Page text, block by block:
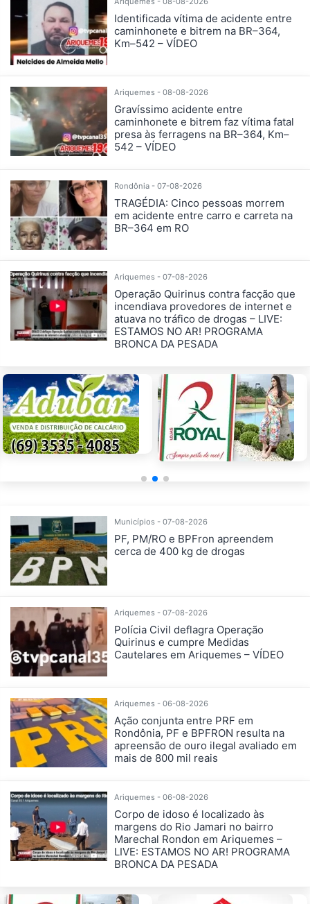
Identificada vítima de acidente entre
caminhonete e bitrem na BR–364,
Km–542 – VÍDEO
Ariquemes - 08-08-2026
Gravíssimo acidente entre
caminhonete e bitrem faz vítima fatal
presa às ferragens na BR–364, Km–
542 – VÍDEO
Rondônia - 07-08-2026
TRAGÉDIA: Cinco pessoas morrem
em acidente entre carro e carreta na
BR–364 em RO
Ariquemes - 07-08-2026
Operação Quirinus contra facção que
incendiava provedores de internet e
atuava no tráfico de drogas – LIVE:
ESTAMOS NO AR! PROGRAMA
BRONCA DA PESADA
Municípios - 07-08-2026
PF, PM/RO e BPFron apreendem
cerca de 400 kg de drogas
Ariquemes - 07-08-2026
Polícia Civil deflagra Operação
Quirinus e cumpre Medidas
Cautelares em Ariquemes – VÍDEO
Ariquemes - 06-08-2026
Ação conjunta entre PRF em
Rondônia, PF e BPFRON resulta na
apreensão de ouro ilegal avaliado em
mais de 800 mil reais
Ariquemes - 06-08-2026
Corpo de idoso é localizado às
margens do Rio Jamari no bairro
Marechal Rondon em Ariquemes –
LIVE: ESTAMOS NO AR! PROGRAMA
BRONCA DA PESADA